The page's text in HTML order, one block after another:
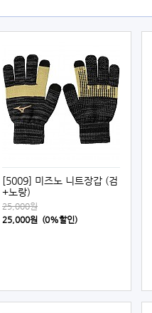
[5009] 미즈노 니트장갑 (검
+노랑)
25,000원
25,000원 (0%할인)